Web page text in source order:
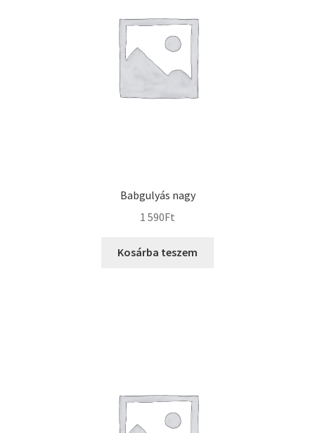
Babgulyás nagy
1 590Ft
Kosárba teszem